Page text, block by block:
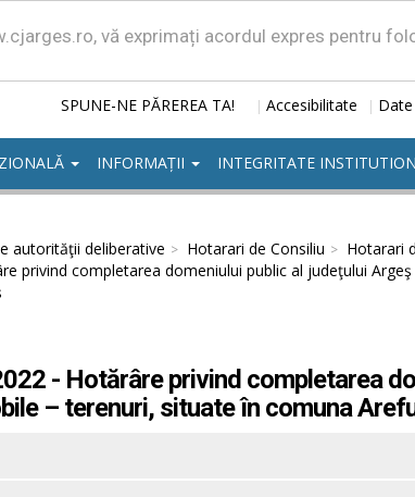
vă exprimați acordul expres pentru
SPUNE-NE PĂREREA TA! | Accesibilitate |
INFORMAȚII INTEGRITATE
autorităţii deliberative Hotarari de Consiliu
Hotarari
privind completarea domeniului public al judeţului
- Hotărâre privind completarea
– terenuri, situate în comuna